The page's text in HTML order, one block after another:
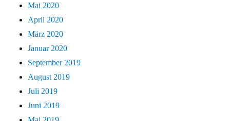
Mai 2020
April 2020
März 2020
Januar 2020
September 2019
August 2019
Juli 2019
Juni 2019